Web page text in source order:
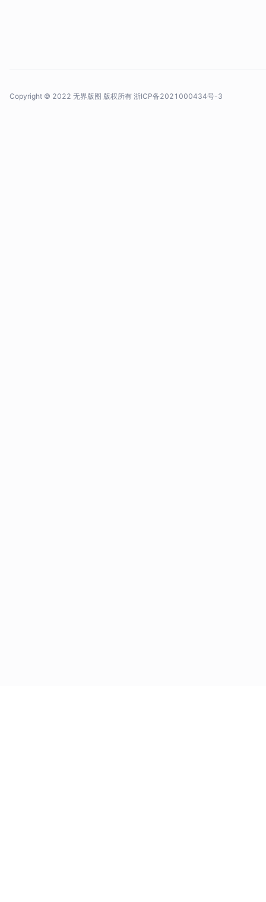
Copyright © 2022 无界版图 版权所有 浙ICP备2021000434号-3